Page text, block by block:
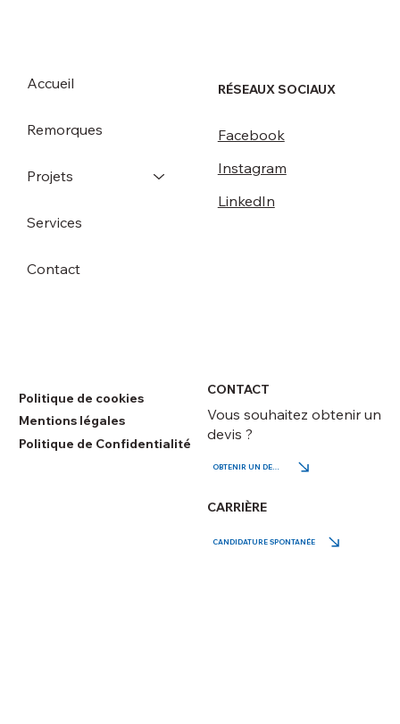
CONTACT
Vous souhaitez obtenir un
devis ?
OBTENIR UN DEVIS
CARRIÈRE
CANDIDATURE SPONTANÉE
RÉSEAUX SOCIAUX
Facebook
Instagram
LinkedIn
Accueil
Remorques
Projets
Services
Contact
Politique de cookies
Mentions légales
Politique de Confidentialité